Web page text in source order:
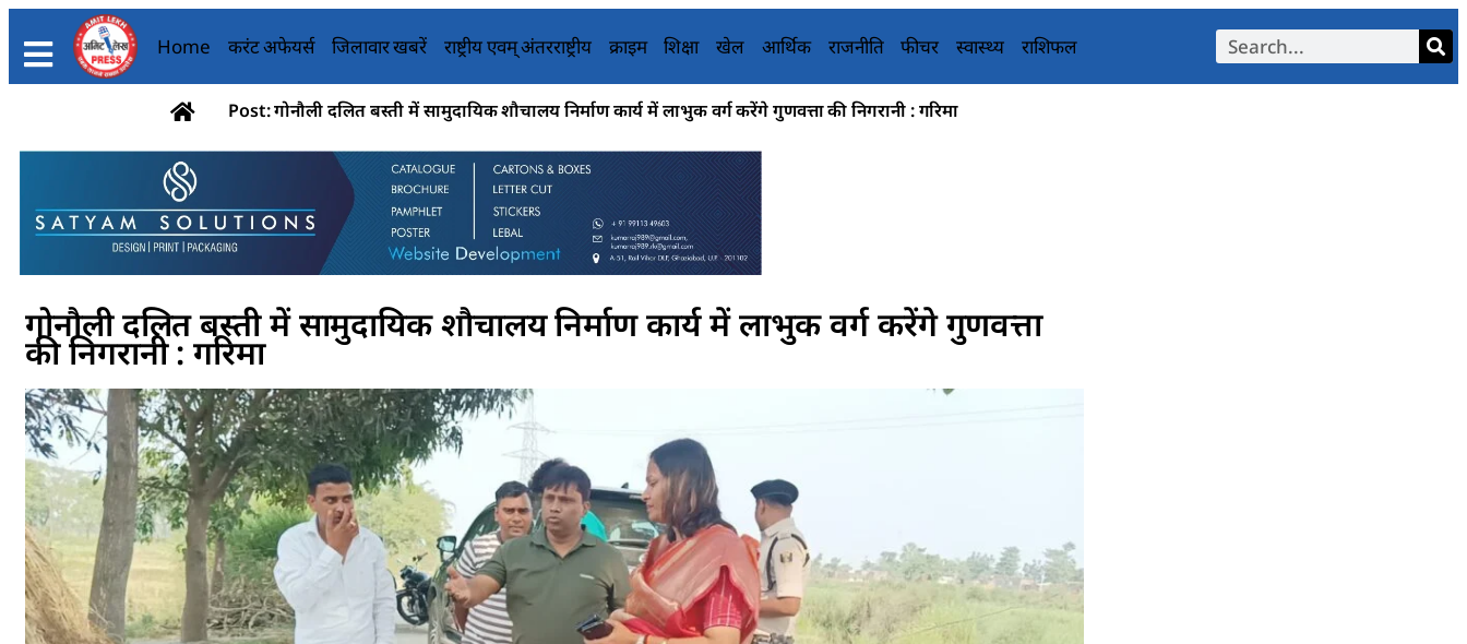
Home करंट अफेयर्स जिलावार खबरें राष्ट्रीय एवम् अंतरराष्ट्रीय क्राइम शिक्षा खेल आर्थिक राजनीति फीचर स्वास्थ्य राशिफल
Post: गोनौली दलित बस्ती में सामुदायिक शौचालय निर्माण कार्य में लाभुक वर्ग करेंगे गुणवत्ता की निगरानी : गरिमा
गोनौली दलित बस्ती में सामुदायिक शौचालय निर्माण कार्य में लाभुक वर्ग करेंगे गुणवत्ता
की निगरानी : गरिमा